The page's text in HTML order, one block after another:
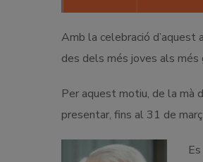
Amb la celebració d’aquest
des dels més joves als més
Per aquest motiu, de la mà
presentar, fins al 31 de